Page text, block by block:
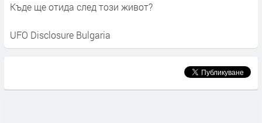
Къде ще отида след този живот?
UFO Disclosure Bulgaria